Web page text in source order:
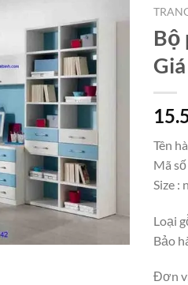
Bộ
Tên
Mã
Size :
Loại
Bảo
Đơn